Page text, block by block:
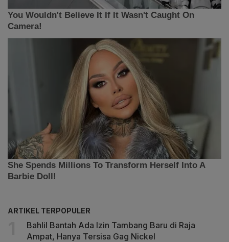
ARTIKEL TERPOPULER
Bahlil Bantah Ada Izin Tambang Baru di Raja
Ampat, Hanya Tersisa Gag Nickel